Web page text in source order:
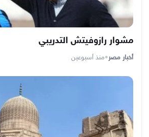
مشوار رازوفيتش التدريبي
أخبار مصر•منذ أسبوعين